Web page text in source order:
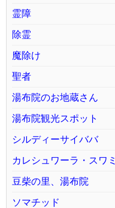
霊障
除霊
魔除け
聖者
湯布院のお地蔵さん
湯布院観光スポット
シルディーサイババ
カレシュワーラ・スワミ
豆柴の里、湯布院
ソマチッド